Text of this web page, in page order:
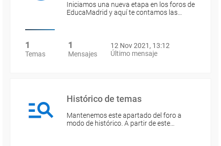
Iniciamos una nueva etapa en los foros de
EducaMadrid y aquí te contamos las…
1
Temas
1
Mensajes
12 Nov 2021, 13:12
Último mensaje
Histórico de temas
Mantenemos este apartado del foro a
modo de histórico. A partir de este…